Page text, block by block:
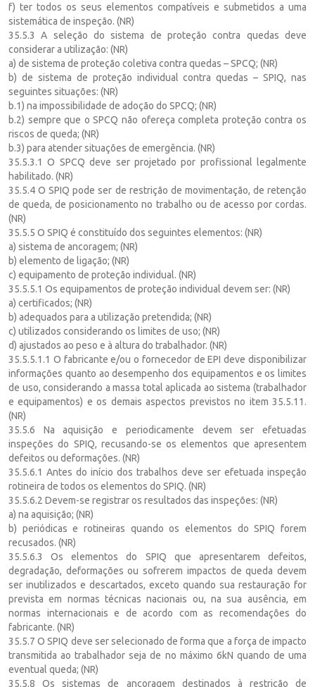
f) ter todos os seus elementos compatíveis e submetidos a uma
sistemática de inspeção. (NR)
35.5.3 A seleção do sistema de proteção contra quedas deve
considerar a utilização: (NR)
a) de sistema de proteção coletiva contra quedas – SPCQ; (NR)
b) de sistema de proteção individual contra quedas – SPIQ, nas
seguintes situações: (NR)
b.1) na impossibilidade de adoção do SPCQ; (NR)
b.2) sempre que o SPCQ não ofereça completa proteção contra os
riscos de queda; (NR)
b.3) para atender situações de emergência. (NR)
35.5.3.1 O SPCQ deve ser projetado por profissional legalmente
habilitado. (NR)
35.5.4 O SPIQ pode ser de restrição de movimentação, de retenção
de queda, de posicionamento no trabalho ou de acesso por cordas.
(NR)
35.5.5 O SPIQ é constituído dos seguintes elementos: (NR)
a) sistema de ancoragem; (NR)
b) elemento de ligação; (NR)
c) equipamento de proteção individual. (NR)
35.5.5.1 Os equipamentos de proteção individual devem ser: (NR)
a) certificados; (NR)
b) adequados para a utilização pretendida; (NR)
c) utilizados considerando os limites de uso; (NR)
d) ajustados ao peso e à altura do trabalhador. (NR)
35.5.5.1.1 O fabricante e/ou o fornecedor de EPI deve disponibilizar
informações quanto ao desempenho dos equipamentos e os limites
de uso, considerando a massa total aplicada ao sistema (trabalhador
e equipamentos) e os demais aspectos previstos no item 35.5.11.
(NR)
35.5.6 Na aquisição e periodicamente devem ser efetuadas
inspeções do SPIQ, recusando-se os elementos que apresentem
defeitos ou deformações. (NR)
35.5.6.1 Antes do início dos trabalhos deve ser efetuada inspeção
rotineira de todos os elementos do SPIQ. (NR)
35.5.6.2 Devem-se registrar os resultados das inspeções: (NR)
a) na aquisição; (NR)
b) periódicas e rotineiras quando os elementos do SPIQ forem
recusados. (NR)
35.5.6.3 Os elementos do SPIQ que apresentarem defeitos,
degradação, deformações ou sofrerem impactos de queda devem
ser inutilizados e descartados, exceto quando sua restauração for
prevista em normas técnicas nacionais ou, na sua ausência, em
normas internacionais e de acordo com as recomendações do
fabricante. (NR)
35.5.7 O SPIQ deve ser selecionado de forma que a força de impacto
transmitida ao trabalhador seja de no máximo 6kN quando de uma
eventual queda; (NR)
35.5.8 Os sistemas de ancoragem destinados à restrição de